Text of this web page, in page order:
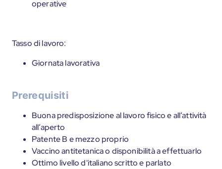
operative
Tasso di lavoro:
Giornata lavorativa
Prerequisiti
Buona predisposizione al lavoro fisico e all’attività
all’aperto
Patente B e mezzo proprio
Vaccino antitetanica o disponibilità a effettuarlo
Ottimo livello d'italiano scritto e parlato